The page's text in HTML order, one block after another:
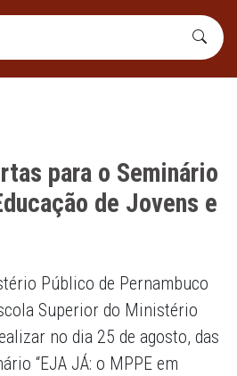
para o Seminário
de Jovens e
Público de Pernambuco
Superior do Ministério
no dia 25 de agosto, das
“EJA JÁ: o MPPE em